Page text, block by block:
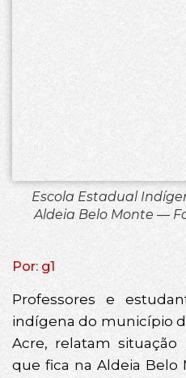
Escola Estadual
Aldeia Belo Monte —
Por: g1
Professores e
indígena do município
Acre, relatam situação
que fica na Aldeia Belo